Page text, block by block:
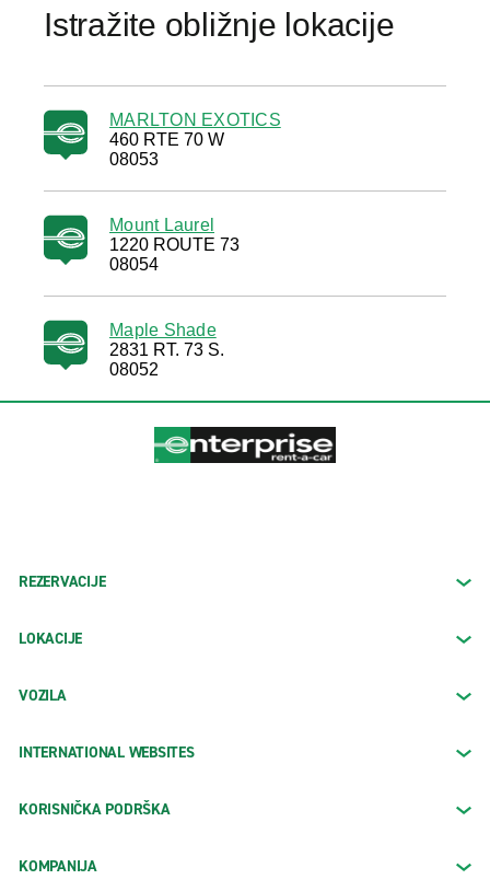
Istražite obližnje lokacije
MARLTON EXOTICS
460 RTE 70 W
08053
Mount Laurel
1220 ROUTE 73
08054
Maple Shade
2831 RT. 73 S.
08052
REZERVACIJE
LOKACIJE
VOZILA
INTERNATIONAL WEBSITES
KORISNIČKA PODRŠKA
KOMPANIJA